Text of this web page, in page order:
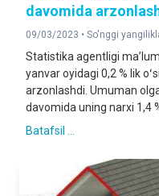
davomida
09/03/2023 • So'nggi
Statistika agentligi
yanvar oyidagi 0,2 % lik
arzonlashdi. Umuman
davomida uning narxi 1,4
Batafsil ...